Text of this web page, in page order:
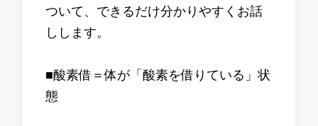
ついて、できるだけ分かりやすくお話
しします。
■酸素借＝体が「酸素を借りている」状
態